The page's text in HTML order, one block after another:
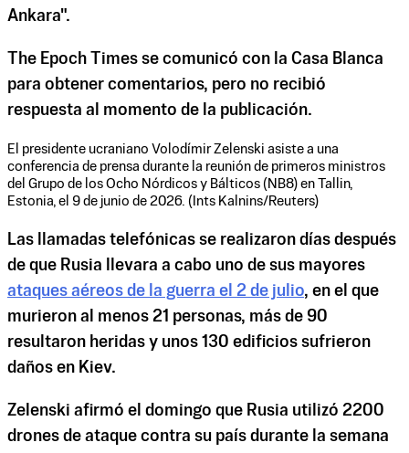
Ankara".
The Epoch Times se comunicó con la Casa Blanca
para obtener comentarios, pero no recibió
respuesta al momento de la publicación.
El presidente ucraniano Volodímir Zelenski asiste a una
conferencia de prensa durante la reunión de primeros ministros
del Grupo de los Ocho Nórdicos y Bálticos (NB8) en Tallin,
Estonia, el 9 de junio de 2026. (Ints Kalnins/Reuters)
Las llamadas telefónicas se realizaron días después
de que Rusia llevara a cabo uno de sus mayores
ataques aéreos de la guerra el 2 de julio, en el que
murieron al menos 21 personas, más de 90
resultaron heridas y unos 130 edificios sufrieron
daños en Kiev.
Zelenski afirmó el domingo que Rusia utilizó 2200
drones de ataque contra su país durante la semana